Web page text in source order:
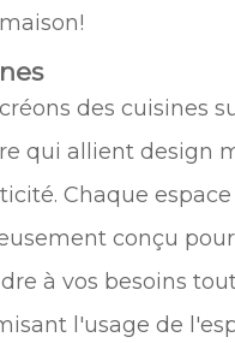
des cuisines
qui allient design
Chaque
conçu pour
à vos besoins
l'usage de